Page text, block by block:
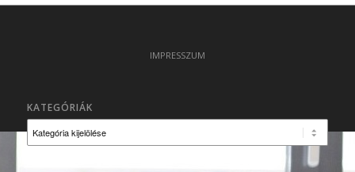
IMPRESSZUM
KATEGÓRIÁK